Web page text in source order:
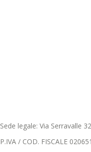
Sede legale: Via Serravalle
P.IVA / COD. FISCALE